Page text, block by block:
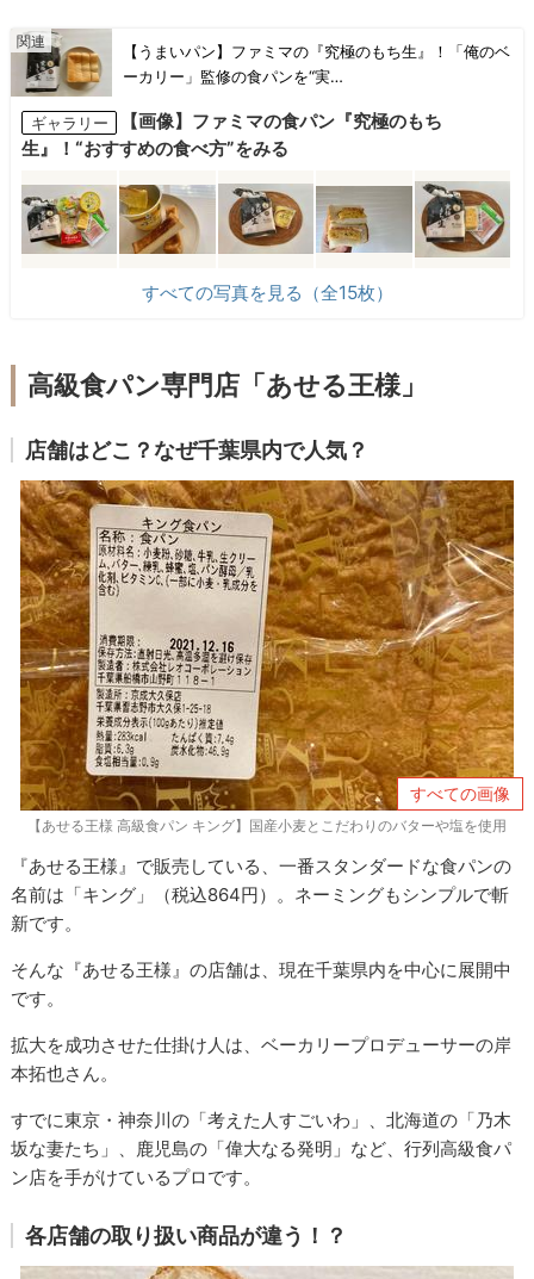
【うまいパン】ファミマの『究極のもち生』！「俺のベ
ーカリー」監修の食パンを“実…
ギャラリー
【画像】ファミマの食パン『究極のもち
生』！“おすすめの食べ方”をみる
すべての写真を見る（全15枚）
高級食パン専門店「あせる王様」
店舗はどこ？なぜ千葉県内で人気？
すべての画像
【あせる王様 高級食パン キング】国産小麦とこだわりのバターや塩を使用
『あせる王様』で販売している、一番スタンダードな食パンの
名前は「キング」（税込864円）。ネーミングもシンプルで斬
新です。
そんな『あせる王様』の店舗は、現在千葉県内を中心に展開中
です。
拡大を成功させた仕掛け人は、ベーカリープロデューサーの岸
本拓也さん。
すでに東京・神奈川の「考えた人すごいわ」、北海道の「乃木
坂な妻たち」、鹿児島の「偉大なる発明」など、行列高級食パ
ン店を手がけているプロです。
各店舗の取り扱い商品が違う！？